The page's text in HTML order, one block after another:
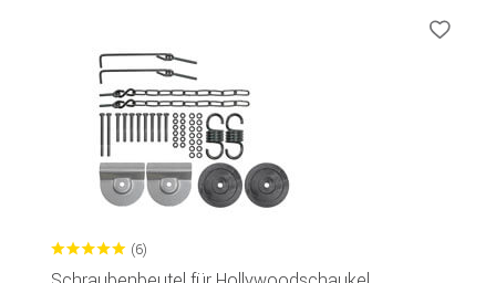
(6)